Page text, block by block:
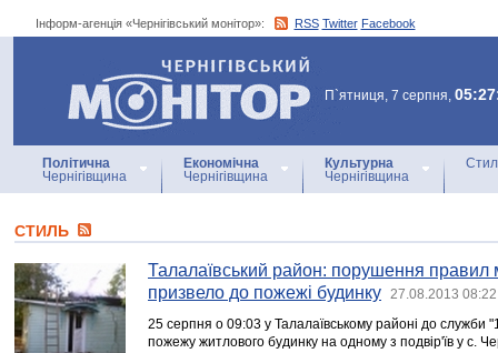
Інформ-агенція «Чернігівський монітор»: RSS Twitter Facebook
Інформ-агенція
«Чернігівський монітор»
П`ятниця, 7 серпня,
Політична
Чернігівщина
Економічна
Чернігівщина
Культурна
Чернігівщина
СТИЛЬ
Талалаївський район: порушення правил
призвело до пожежі будинку
27.08.2013 08:22
25 серпня о 09:03 у Талалаївському районі до служби
пожежу житлового будинку на одному з подвір'їв у с.